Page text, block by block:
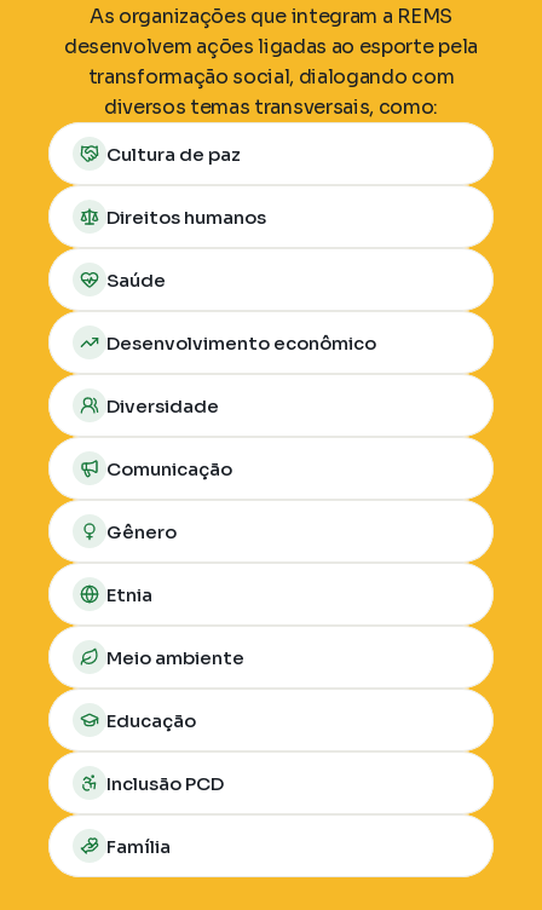
As organizações que integram a REMS
desenvolvem ações ligadas ao esporte pela
transformação social, dialogando com
diversos temas transversais, como:
Cultura de paz
Direitos humanos
Saúde
Desenvolvimento econômico
Diversidade
Comunicação
Gênero
Etnia
Meio ambiente
Educação
Inclusão PCD
Família